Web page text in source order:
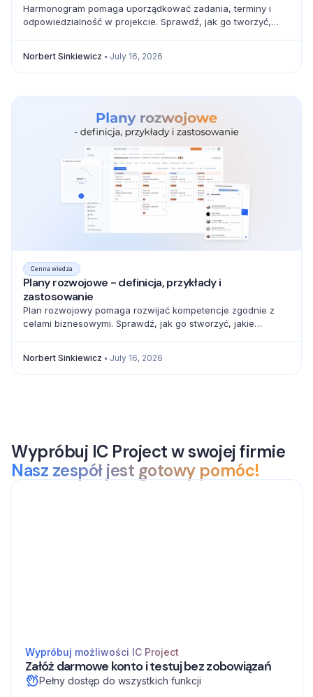
Harmonogram pomaga uporządkować zadania, terminy i
odpowiedzialność w projekcie. Sprawdź, jak go tworzyć,
Norbert Sinkiewicz July 16, 2026
Cenna wiedza
Plany rozwojowe - definicja, przykłady i
zastosowanie
Plan rozwojowy pomaga rozwijać kompetencje zgodnie z
celami biznesowymi. Sprawdź, jak go stworzyć, jakie
Norbert Sinkiewicz July 16, 2026
Wypróbuj IC Project w swojej firmie
Nasz zespół jest gotowy pomóc!
Wypróbuj możliwości IC Project
Załóż darmowe konto i testuj bez zobowiązań
Pełny dostęp do wszystkich funkcji